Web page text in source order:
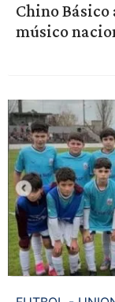
Chino
músico